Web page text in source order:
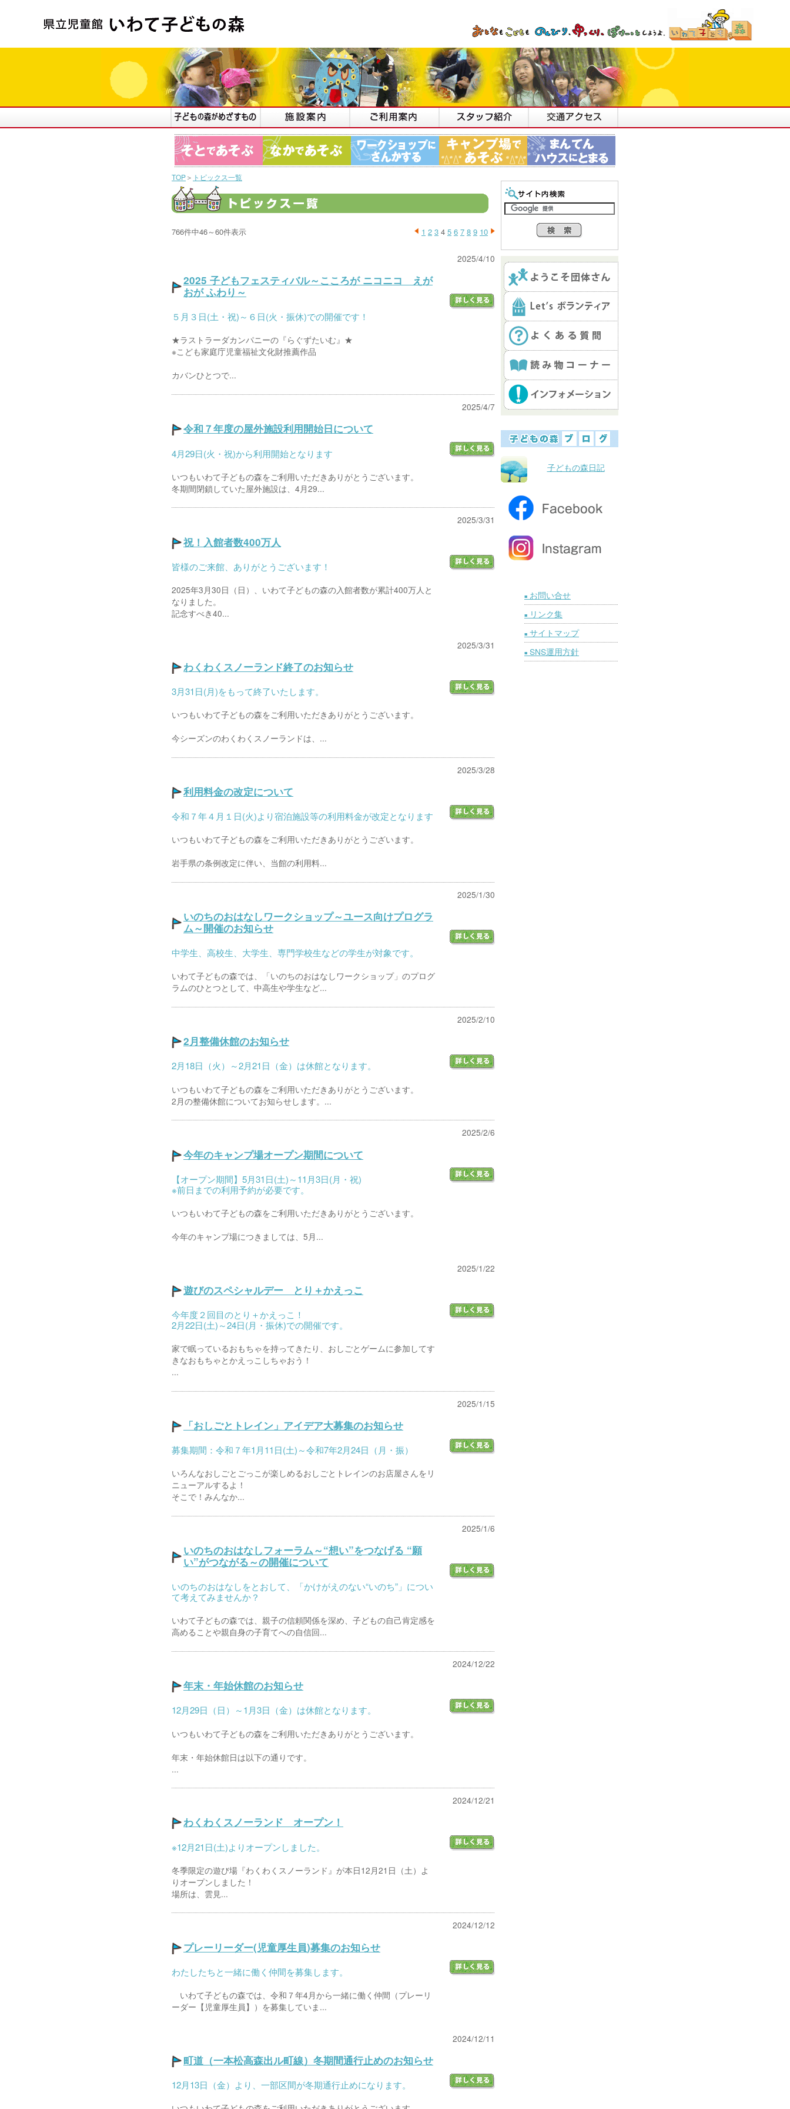
TOP＞ トピックス一覧
766件中46～60件表示 1 2 3 4 5 6 7 8 9 10
2025/4/10
2025 子どもフェスティバル～こころが ニコニコ えが
おが ふわり～
５月３日(土・祝)～６日(火・振休)での開催です！
★ラストラーダカンパニーの『らぐずたいむ』★
※こども家庭庁児童福祉文化財推薦作品
カバンひとつで...
2025/4/7
令和７年度の屋外施設利用開始日について
4月29日(火・祝)から利用開始となります
いつもいわて子どもの森をご利用いただきありがとうございます。
冬期間閉鎖していた屋外施設は、4月29...
2025/3/31
祝！入館者数400万人
皆様のご来館、ありがとうございます！
2025年3月30日（日）、いわて子どもの森の入館者数が累計400万人と
なりました。
記念すべき40...
2025/3/31
わくわくスノーランド終了のお知らせ
3月31日(月)をもって終了いたします。
いつもいわて子どもの森をご利用いただきありがとうございます。
今シーズンのわくわくスノーランドは、...
2025/3/28
利用料金の改定について
令和７年４月１日(火)より宿泊施設等の利用料金が改定となります
いつもいわて子どもの森をご利用いただきありがとうございます。
岩手県の条例改定に伴い、当館の利用料...
2025/1/30
いのちのおはなしワークショップ～ユース向けプログラ
ム～開催のお知らせ
中学生、高校生、大学生、専門学校生などの学生が対象です。
いわて子どもの森では、「いのちのおはなしワークショップ」のプログ
ラムのひとつとして、中高生や学生など...
2025/2/10
2月整備休館のお知らせ
2月18日（火）～2月21日（金）は休館となります。
いつもいわて子どもの森をご利用いただきありがとうございます。
2月の整備休館についてお知らせします。...
2025/2/6
今年のキャンプ場オープン期間について
【オープン期間】5月31日(土)～11月3日(月・祝)
※前日までの利用予約が必要です。
いつもいわて子どもの森をご利用いただきありがとうございます。
今年のキャンプ場につきましては、5月...
2025/1/22
遊びのスペシャルデー とり＋かえっこ
今年度２回目のとり＋かえっこ！
2月22日(土)～24日(月・振休)での開催です。
家で眠っているおもちゃを持ってきたり、おしごとゲームに参加してす
きなおもちゃとかえっこしちゃおう！
...
2025/1/15
「おしごとトレイン」アイデア大募集のお知らせ
募集期間：令和７年1月11日(土)～令和7年2月24日（月・振）
いろんなおしごとごっこが楽しめるおしごとトレインのお店屋さんをリ
ニューアルするよ！
そこで！みんなか...
2025/1/6
いのちのおはなしフォーラム～“想い”をつなげる “願
い”がつながる～の開催について
いのちのおはなしをとおして、「かけがえのない“いのち”」につい
て考えてみませんか？
いわて子どもの森では、親子の信頼関係を深め、子どもの自己肯定感を
高めることや親自身の子育てへの自信回...
2024/12/22
年末・年始休館のお知らせ
12月29日（日）～1月3日（金）は休館となります。
いつもいわて子どもの森をご利用いただきありがとうございます。
年末・年始休館日は以下の通りです。
...
2024/12/21
わくわくスノーランド オープン！
※12月21日(土)よりオープンしました。
冬季限定の遊び場『わくわくスノーランド』が本日12月21日（土）よ
りオープンしました！
場所は、雲見...
2024/12/12
プレーリーダー(児童厚生員)募集のお知らせ
わたしたちと一緒に働く仲間を募集します。
いわて子どもの森では、令和７年4月から一緒に働く仲間（プレーリ
ーダー【児童厚生員】）を募集していま...
2024/12/11
町道（一本松高森出ル町線）冬期間通行止めのお知らせ
12月13日（金）より、一部区間が冬期通行止めになります。
子どもの森日記
■ お問い合せ
■ リンク集
■ サイトマップ
■ SNS運用方針